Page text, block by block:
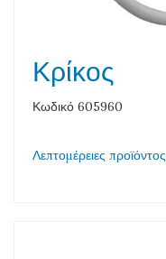
Κρίκος
Κωδικό 605960
Λεπτομέρειες προϊόντος